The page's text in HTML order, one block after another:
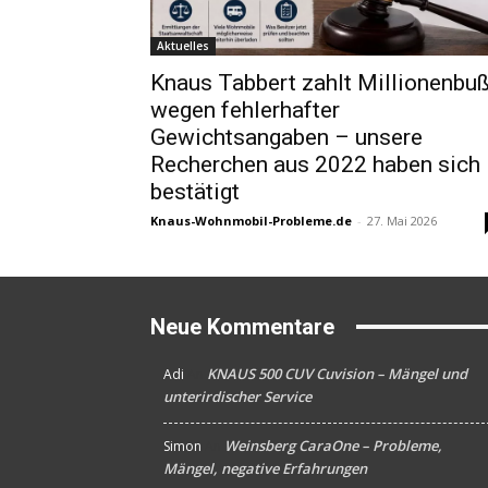
Aktuelles
Knaus Tabbert zahlt
wegen fehlerhafter
Gewichtsangaben – unsere
Recherchen aus 2022 haben sich
bestätigt
Knaus-Wohnmobil-Probleme.de - 27. Mai 2026
Neue Kommentare
Adi
KNAUS 500 CUV Cuvision – Mängel und
unterirdischer Service
Simon
Weinsberg CaraOne – Probleme,
Mängel, negative Erfahrungen